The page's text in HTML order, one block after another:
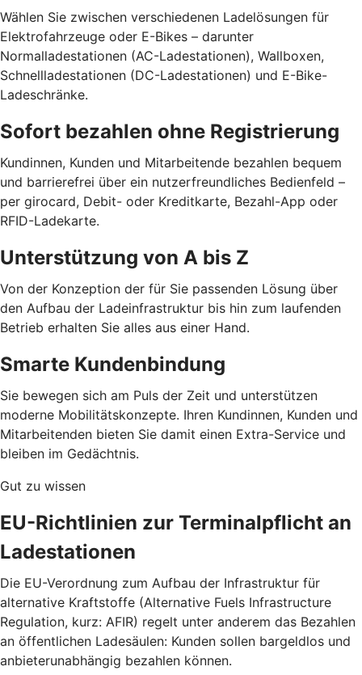
Wählen Sie zwischen verschiedenen Ladelösungen für
Elektrofahrzeuge oder E-Bikes – darunter
Normalladestationen (AC-Ladestationen), Wallboxen,
Schnellladestationen (DC-Ladestationen) und E-Bike-
Ladeschränke.
Sofort bezahlen ohne Registrierung
Kundinnen, Kunden und Mitarbeitende bezahlen bequem
und barrierefrei über ein nutzerfreundliches Bedienfeld –
per girocard, Debit- oder Kreditkarte, Bezahl-App oder
RFID-Ladekarte.
Unterstützung von A bis Z
Von der Konzeption der für Sie passenden Lösung über
den Aufbau der Ladeinfrastruktur bis hin zum laufenden
Betrieb erhalten Sie alles aus einer Hand.
Smarte Kundenbindung
Sie bewegen sich am Puls der Zeit und unterstützen
moderne Mobilitätskonzepte. Ihren Kundinnen, Kunden und
Mitarbeitenden bieten Sie damit einen Extra-Service und
bleiben im Gedächtnis.
Gut zu wissen
EU-Richtlinien zur Terminalpflicht an
Ladestationen
Die EU-Verordnung zum Aufbau der Infrastruktur für
alternative Kraftstoffe (Alternative Fuels Infrastructure
Regulation, kurz: AFIR) regelt unter anderem das Bezahlen
an öffentlichen Ladesäulen: Kunden sollen bargeldlos und
anbieterunabhängig bezahlen können.